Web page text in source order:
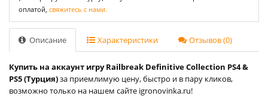
оплатой, свяжитесь с нами.
Описание Характеристики Отзывов (0)
Купить на аккаунт игру Railbreak Definitive Collection PS4 &
PS5 (Турция)за приемлимую цену, быстро и в пару кликов,
возможно только на нашем сайте igronovinka.ru!